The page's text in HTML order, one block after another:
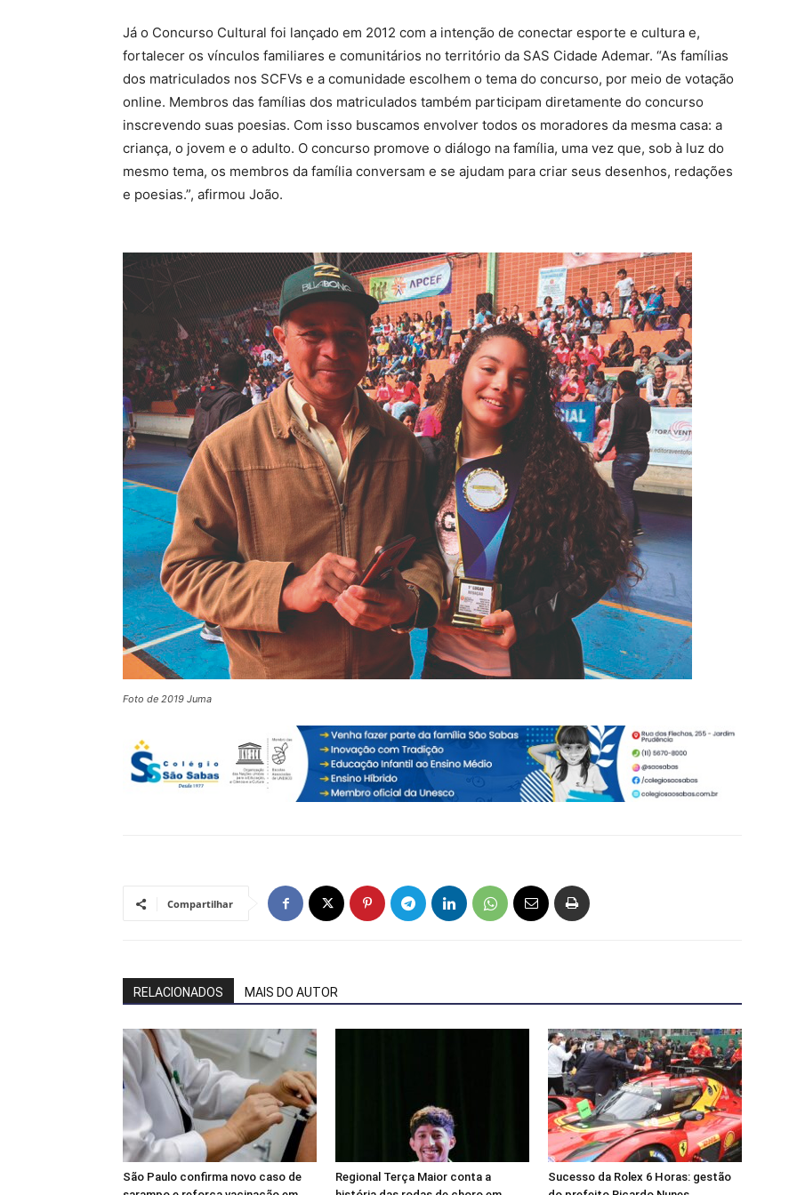
Já o Concurso Cultural foi lançado em 2012 com a intenção de conectar esporte e cultura e,
fortalecer os vínculos familiares e comunitários no território da SAS Cidade Ademar. “As famílias
dos matriculados nos SCFVs e a comunidade escolhem o tema do concurso, por meio de votação
online. Membros das famílias dos matriculados também participam diretamente do concurso
inscrevendo suas poesias. Com isso buscamos envolver todos os moradores da mesma casa: a
criança, o jovem e o adulto. O concurso promove o diálogo na família, uma vez que, sob à luz do
mesmo tema, os membros da família conversam e se ajudam para criar seus desenhos, redações
e poesias.”, afirmou João.
Foto de 2019 Juma
Compartilhar
RELACIONADOS MAIS DO AUTOR
São Paulo confirma novo caso de
Regional Terça Maior conta a
Sucesso da Rolex 6 Horas: gestão